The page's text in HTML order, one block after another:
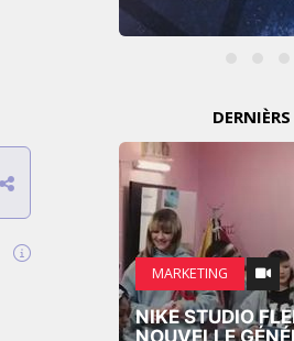
MARKETING
NIKE STUDIO
NOUVELLE